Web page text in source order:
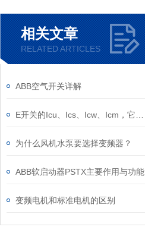
相关文章
RELATED ARTICLES
ABB空气开关详解
为什么风机水泵要选择变频器？
ABB软启动器PSTX主要作用与功能
变频电机和标准电机的区别